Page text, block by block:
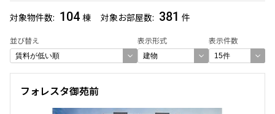
対象物件数 104 棟 対象お部屋数 381 件
並び替え 表示形式 表示件数
丸ノ内線
(364)
丸ノ内方南
(24)
一覧から選び直す
フォレスタ御苑前